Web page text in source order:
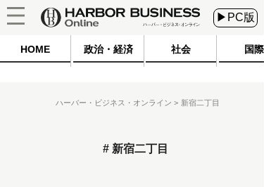
▶PC版
HOME 政治・経済 社会 国際
ハーバー・ビジネス・オンライン 新宿二丁目
新宿二丁目